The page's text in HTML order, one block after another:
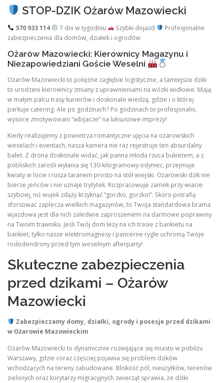
STOP-DZIK Ożarów Mazowiecki
570 933 114 7 dni w tygodniu Szybki dojazd
Profesjonalne
zabezpieczenia dla domów, działek i ogrodów
Ożarów Mazowiecki: Kierownicy Magazynu i
Niezapowiedziani Goście Weselni
Ożarów Mazowiecki to potężne zagłębie logistyczne, a tamtejsze dziki
to urodzeni kierownicy zmiany z uprawnieniami na wózki widłowe. Mają
w małym palcu trasy kurierów i doskonale wiedzą, gdzie i o której
parkuje catering. Ale po godzinach? Po godzinach to profesjonalni,
wysoce zmotywowani “wbijacze” na luksusowe imprezy!
Kiedy realizujemy z powietrza romantyczne ujęcia na ożarowskich
weselach i eventach, nasza kamera nie raz rejestruje ten absurdalny
balet. Z drona doskonale widać, jak panna młoda rzuca bukietem, a z
pobliskich zarośli wyłania się 130-kilogramowy odyniec, przejmuje
kwiaty w locie i rusza taranem prosto na stół wiejski. Ożarowski dzik nie
bierze jeńców i nie uznaje trytytek. Rozpracowuje zamek przy wiacie
szybciej, niż wujek zdąży krzyknąć “gorzko, gorzko!”. Skoro potrafią
sforsować zaplecza wielkich magazynów, to Twoja standardowa brama
wjazdowa jest dla nich zaledwie zaproszeniem na darmowe poprawiny
na Twoim trawniku. Jeśli Twój dom leży na ich trasie z bankietu na
bankiet, tylko nasze elektromagnesy i pancerne rygle uchronią Twoje
rododendrony przed tym weselnym afterparty!
Skuteczne zabezpieczenia
przed dzikami – Ożarów
Mazowiecki
Zabezpieczamy domy, działki, ogrody i posesje przed dzikami
w Ożarowie Mazowieckim
Ożarów Mazowiecki to dynamicznie rozwijające się miasto w pobliżu
Warszawy, gdzie coraz częściej pojawia się problem dzików
wchodzących na tereny zabudowane. Bliskość pól, nieużytków, terenów
zielonych oraz korytarzy migracyjnych zwierząt sprawia, że dziki